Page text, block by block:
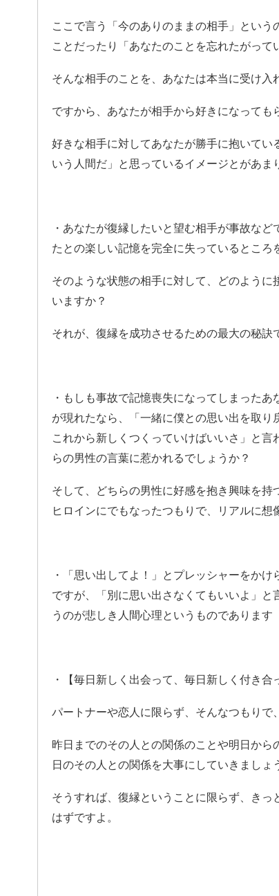
ここで言う「今のありのままの相手」とい
ことだったり「あなたのことを忘れたがって
そんな相手のことを、あなたは本当に受け入
ですから、あなたが相手から好きになっても
好きな相手に対してあなたが勝手に抱いてい
いう人間だ」と思っているイメージとがあま
・あなたが復縁したいと望む相手が事故な
たとの楽しい記憶を完全に失っているところ
そのような状態の相手に対して、どのよう
いますか？
それが、復縁を成功させるための最大の秘訣
・もしも事故で記憶喪失になってしまったあ
が現れたなら、「一緒に僕との思い出を取
これから新しくつくっていけばいいさ」と
らの男性の言葉に惹かれるでしょうか？
そして、どちらの男性に好感を抱き興味を
ヒロインにでもなったつもりで、リアルに想
・「思い出してよ！」とプレッシャーをか
ですが、「別に思い出さなくてもいいよ」と
うのが悲しき人間心理というものであります
・【毎日新しく出会って、毎日新しく付き合
パートナーや恋人に限らず、そんなつもりで
昨日までのその人との関係のことや明日か
日のその人との関係を大事にしていきましょ
そうすれば、復縁ということに限らず、きっ
はずですよ。